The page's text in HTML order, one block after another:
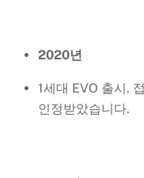
2020년
1세대 EVO 출시.
인정받았습니다.